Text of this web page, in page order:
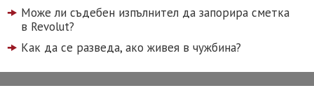
Може ли съдебен изпълнител да запорира сметка
в Revolut?
Как да се разведа, ако живея в чужбина?